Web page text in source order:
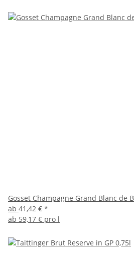
Gosset Champagne Grand Blanc de
ab 41,42 € *
ab 59,17 € pro l